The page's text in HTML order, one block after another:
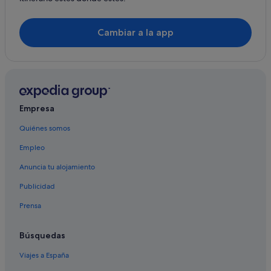
Villas en Ciudadela de Menorca
Hoteles cerca de Iglesia del Socorro
Independent hoteles en Ciudadela de Menorca
Hoteles con bar en Ciudadela de Menorca
Hoteles baratos en Ciudadela de Menorca
Apartoteles en Ciudadela de Menorca
Hoteles con conserje en Ciudadela de Menorca
Hoteles Globales en Ciudadela de Menorca
Hoteles con spa en Ciudadela de Menorca
Hoteles cerca de Museo Col.leccio Pintor Torrent
Albergues en Ciudadela de Menorca
Cambiar a la app
Empresa
Quiénes somos
Empleo
Anuncia tu alojamiento
Publicidad
Prensa
Búsquedas
Viajes a España